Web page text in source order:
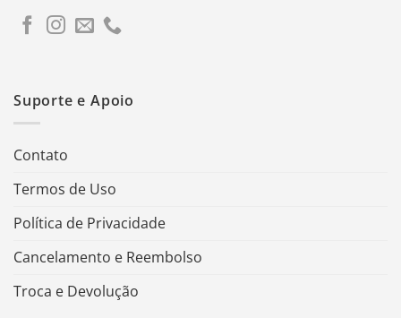
Suporte e Apoio
Contato
Termos de Uso
Política de Privacidade
Cancelamento e Reembolso
Troca e Devolução